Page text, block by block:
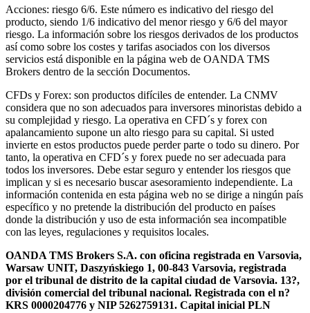
Acciones: riesgo 6/6. Este número es indicativo del riesgo del
producto, siendo 1/6 indicativo del menor riesgo y 6/6 del mayor
riesgo. La información sobre los riesgos derivados de los productos
así como sobre los costes y tarifas asociados con los diversos
servicios está disponible en la página web de OANDA TMS
Brokers dentro de la sección Documentos.
CFDs y Forex: son productos difíciles de entender. La CNMV
considera que no son adecuados para inversores minoristas debido a
su complejidad y riesgo. La operativa en CFD´s y forex con
apalancamiento supone un alto riesgo para su capital. Si usted
invierte en estos productos puede perder parte o todo su dinero. Por
tanto, la operativa en CFD´s y forex puede no ser adecuada para
todos los inversores. Debe estar seguro y entender los riesgos que
implican y si es necesario buscar asesoramiento independiente. La
información contenida en esta página web no se dirige a ningún país
específico y no pretende la distribución del producto en países
donde la distribución y uso de esta información sea incompatible
con las leyes, regulaciones y requisitos locales.
OANDA TMS Brokers S.A. con oficina registrada en Varsovia,
Warsaw UNIT, Daszyńskiego 1, 00-843 Varsovia, registrada
por el tribunal de distrito de la capital ciudad de Varsovia. 13?,
división comercial del tribunal nacional. Registrada con el n?
KRS 0000204776 y NIP 5262759131. Capital inicial PLN